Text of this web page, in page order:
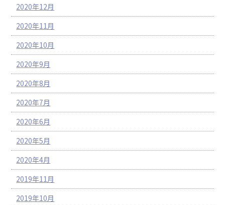
2020年12月
2020年11月
2020年10月
2020年9月
2020年8月
2020年7月
2020年6月
2020年5月
2020年4月
2019年11月
2019年10月